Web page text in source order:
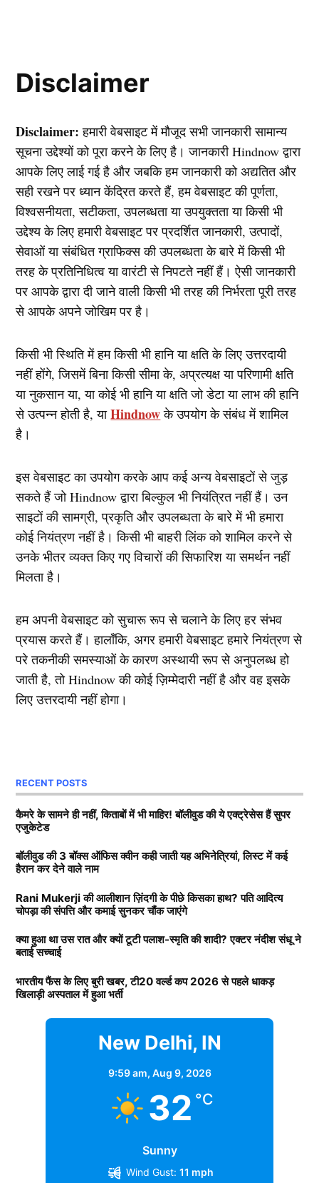
Disclaimer
Disclaimer: हमारी वेबसाइट में मौजूद सभी जानकारी सामान्य
सूचना उद्देश्यों को पूरा करने के लिए है। जानकारी Hindnow द्वारा
आपके लिए लाई गई है और जबकि हम जानकारी को अद्यतित और
सही रखने पर ध्यान केंद्रित करते हैं, हम वेबसाइट की पूर्णता,
विश्वसनीयता, सटीकता, उपलब्धता या उपयुक्तता या किसी भी
उद्देश्य के लिए हमारी वेबसाइट पर प्रदर्शित जानकारी, उत्पादों,
सेवाओं या संबंधित ग्राफिक्स की उपलब्धता के बारे में किसी भी
तरह के प्रतिनिधित्व या वारंटी से निपटते नहीं हैं। ऐसी जानकारी
पर आपके द्वारा दी जाने वाली किसी भी तरह की निर्भरता पूरी तरह
से आपके अपने जोखिम पर है।
किसी भी स्थिति में हम किसी भी हानि या क्षति के लिए उत्तरदायी
नहीं होंगे, जिसमें बिना किसी सीमा के, अप्रत्यक्ष या परिणामी क्षति
या नुकसान या, या कोई भी हानि या क्षति जो डेटा या लाभ की हानि
से उत्पन्न होती है, याHindnowके उपयोग के संबंध में शामिल
है।
इस वेबसाइट का उपयोग करके आप कई अन्य वेबसाइटों से जुड़
सकते हैं जो Hindnow द्वारा बिल्कुल भी नियंत्रित नहीं हैं। उन
साइटों की सामग्री, प्रकृति और उपलब्धता के बारे में भी हमारा
कोई नियंत्रण नहीं है। किसी भी बाहरी लिंक को शामिल करने से
उनके भीतर व्यक्त किए गए विचारों की सिफारिश या समर्थन नहीं
मिलता है।
हम अपनी वेबसाइट को सुचारू रूप से चलाने के लिए हर संभव
प्रयास करते हैं। हालाँकि, अगर हमारी वेबसाइट हमारे नियंत्रण से
परे तकनीकी समस्याओं के कारण अस्थायी रूप से अनुपलब्ध हो
जाती है, तो Hindnow की कोई ज़िम्मेदारी नहीं है और वह इसके
लिए उत्तरदायी नहीं होगा।
RECENT POSTS
कैमरे के सामने ही नहीं, किताबों में भी माहिर! बॉलीवुड की ये एक्ट्रेसेस हैं सुपर
एजुकेटेड
बॉलीवुड की 3 बॉक्स ऑफिस क्वीन कही जाती यह अभिनेत्रियां, लिस्ट में कई
हैरान कर देने वाले नाम
Rani Mukerji की आलीशान ज़िंदगी के पीछे किसका हाथ? पति आदित्य
चोपड़ा की संपत्ति और कमाई सुनकर चौंक जाएंगे
क्या हुआ था उस रात और क्यों टूटी पलाश-स्मृति की शादी? एक्टर नंदीश संधू ने
बताई सच्चाई
भारतीय फैंस के लिए बुरी खबर, टी20 वर्ल्ड कप 2026 से पहले धाकड़
खिलाड़ी अस्पताल में हुआ भर्ती
New Delhi, IN
9:59 am, Aug 9, 2026
32 °C
Sunny
Wind Gust: 11 mph